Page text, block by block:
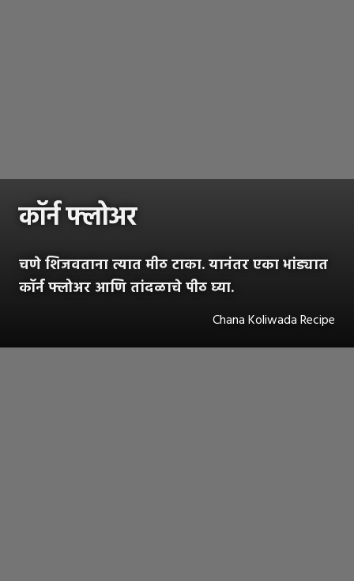
कॉर्न फ्लोअर
चणे शिजवताना त्यात मीठ टाका. यानंतर एका भांड्यात
कॉर्न फ्लोअर आणि तांदळाचे पीठ घ्या.
Chana Koliwada Recipe